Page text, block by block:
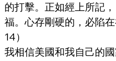
的打擊。正如經上所記
福。心存剛硬的，必陷
14）
我相信美國和我自己的